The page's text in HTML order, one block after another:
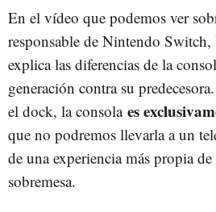
En el vídeo que podemos ver
responsable de Nintendo
explica las diferencias de la
generación contra su
el dock, la consola es
que no podremos llevarla a un
de una experiencia más propia
sobremesa.